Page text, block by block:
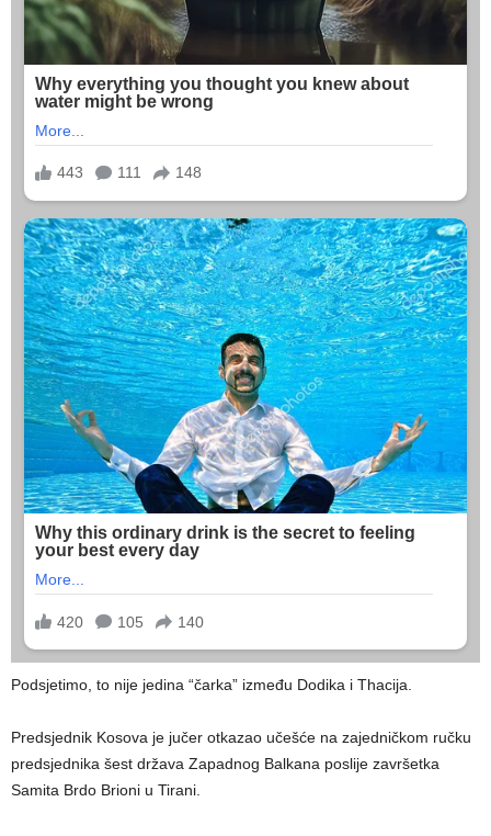
Podsjetimo, to nije jedina “čarka” između Dodika i Thacija.
Predsjednik Kosova je jučer otkazao učešće na zajedničkom ručku
predsjednika šest država Zapadnog Balkana poslije završetka
Samita Brdo Brioni u Tirani.